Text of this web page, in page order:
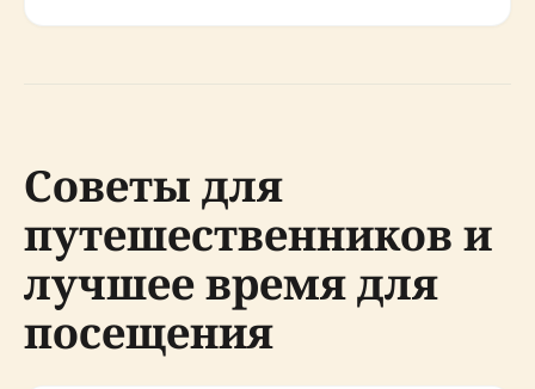
Советы для
путешественников и
лучшее время для
посещения